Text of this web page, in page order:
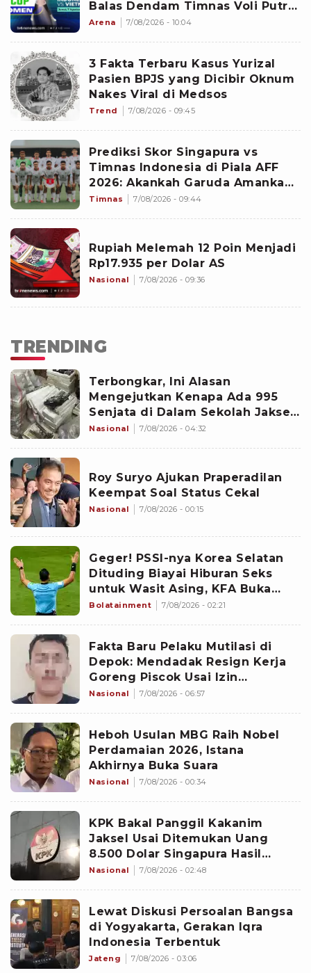
Balas Dendam Timnas Voli Putri
Indonesia!
Arena 7/08/2026 - 10:04
3 Fakta Terbaru Kasus Yurizal
Pasien BPJS yang Dicibir Oknum
Nakes Viral di Medsos
Trend 7/08/2026 - 09:45
Prediksi Skor Singapura vs
Timnas Indonesia di Piala AFF
2026: Akankah Garuda Amankan
Tiket Semifinal?
Timnas 7/08/2026 - 09:44
Rupiah Melemah 12 Poin Menjadi
Rp17.935 per Dolar AS
Nasional 7/08/2026 - 09:36
TRENDING
Terbongkar, Ini Alasan
Mengejutkan Kenapa Ada 995
Senjata di Dalam Sekolah Jaksel
Sejak 2020
Nasional 7/08/2026 - 04:32
Roy Suryo Ajukan Praperadilan
Keempat Soal Status Cekal
Nasional 7/08/2026 - 00:15
Geger! PSSI-nya Korea Selatan
Dituding Biayai Hiburan Seks
untuk Wasit Asing, KFA Buka
Suara
Bolatainment 7/08/2026 - 02:21
Fakta Baru Pelaku Mutilasi di
Depok: Mendadak Resign Kerja
Goreng Piscok Usai Izin
Interview di Mal
Nasional 7/08/2026 - 06:57
Heboh Usulan MBG Raih Nobel
Perdamaian 2026, Istana
Akhirnya Buka Suara
Nasional 7/08/2026 - 00:34
KPK Bakal Panggil Kakanim
Jaksel Usai Ditemukan Uang
8.500 Dolar Singapura Hasil
Penggeledahan
Nasional 7/08/2026 - 02:48
Lewat Diskusi Persoalan Bangsa
di Yogyakarta, Gerakan Iqra
Indonesia Terbentuk
Jateng 7/08/2026 - 03:06